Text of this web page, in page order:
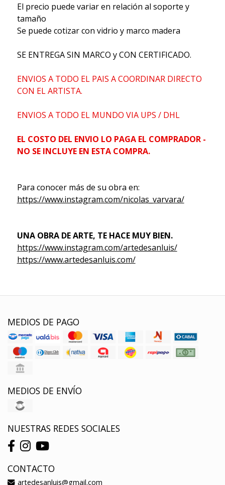
El precio puede variar en relación al soporte y
tamaño
Se puede cotizar con vidrio y marco madera
SE ENTREGA SIN MARCO y CON CERTIFICADO.
ENVIOS A TODO EL PAIS A COORDINAR DIRECTO
CON EL ARTISTA.
ENVIOS A TODO EL MUNDO VIA UPS / DHL
EL COSTO DEL ENVIO LO PAGA EL COMPRADOR -
NO SE INCLUYE EN ESTA COMPRA.
Para conocer más de su obra en:
https://www.instagram.com/nicolas_varvara/
UNA OBRA DE ARTE, TE HACE MUY BIEN.
https://www.instagram.com/artedesanluis/
https://www.artedesanluis.com/
MEDIOS DE PAGO
MEDIOS DE ENVÍO
NUESTRAS REDES SOCIALES
CONTACTO
artedesanluis@gmail.com